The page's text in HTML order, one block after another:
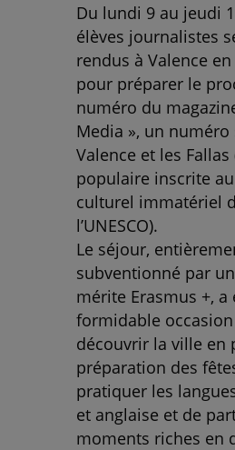
Du lundi 9 au jeudi
élèves journalistes
rendus à Valence en
pour préparer le
numéro du
Media », un
Valence et les Fallas
populaire inscrite
culturel immatériel
l’UNESCO).
Le séjour,
subventionné par
mérite Erasmus +, a
formidable
découvrir la ville en
préparation des
pratiquer les
et anglaise et de
moments riches en